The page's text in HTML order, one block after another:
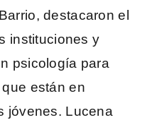
destacaron el
instituciones y
psicología para
están en
jóvenes. Lucena